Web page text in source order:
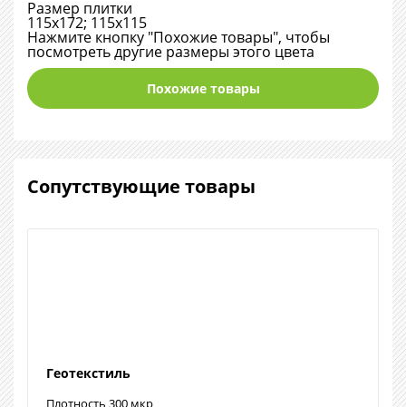
Размер плитки
115х172; 115х115
Нажмите кнопку "Похожие товары", чтобы
посмотреть другие размеры этого цвета
Похожие товары
Сопутствующие товары
Геотекстиль
Плотность 300 мкр